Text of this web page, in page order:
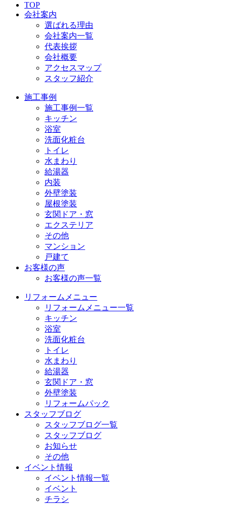
TOP
会社案内
選ばれる理由
会社案内一覧
代表挨拶
会社概要
アクセスマップ
スタッフ紹介
施工事例
施工事例一覧
キッチン
浴室
洗面化粧台
トイレ
水まわり
給湯器
内装
外壁塗装
屋根塗装
玄関ドア・窓
エクステリア
その他
マンション
戸建て
お客様の声
お客様の声一覧
リフォームメニュー
リフォームメニュー一覧
キッチン
浴室
洗面化粧台
トイレ
水まわり
給湯器
玄関ドア・窓
外壁塗装
リフォームパック
スタッフブログ
スタッフブログ一覧
スタッフブログ
お知らせ
その他
イベント情報
イベント情報一覧
イベント
チラシ